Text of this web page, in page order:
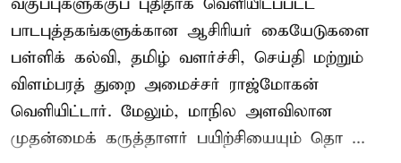
வகுப்புகளுக்குப் புதிதாக வெளியிடப்பட்ட
பாடபுத்தகங்களுக்கான ஆசிரியர் கையேடுகளை
பள்ளிக் கல்வி, தமிழ் வளர்ச்சி, செய்தி மற்றும்
விளம்பரத் துறை அமைச்சர் ராஜ்மோகன்
வெளியிட்டார். மேலும், மாநில அளவிலான
முதன்மைக் கருத்தாளர் பயிற்சியையும் தொ ...